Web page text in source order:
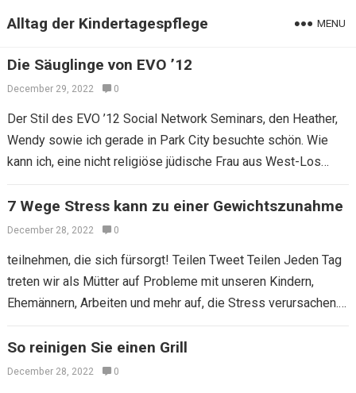
Alltag der Kindertagespflege MENU
Die Säuglinge von EVO ’12
December 29, 2022 0
Der Stil des EVO ’12 Social Network Seminars, den Heather,
Wendy sowie ich gerade in Park City besuchte schön. Wie
kann ich, eine nicht religiöse jüdische Frau aus West-Los
7 Wege Stress kann zu einer Gewichtszunahme
December 28, 2022 0
teilnehmen, die sich fürsorgt! Teilen Tweet Teilen Jeden Tag
treten wir als Mütter auf Probleme mit unseren Kindern,
Ehemännern, Arbeiten und mehr auf, die Stress verursachen.
So reinigen Sie einen Grill
December 28, 2022 0